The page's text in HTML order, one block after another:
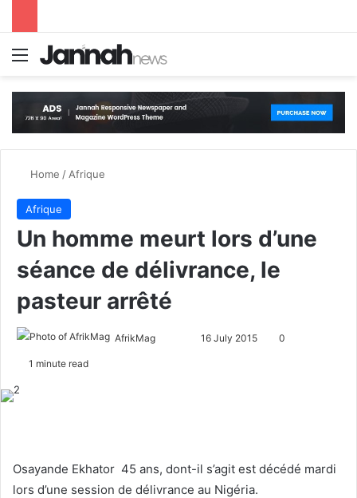
Menu
Home / Afrique
Afrique
Un homme meurt lors d’une
séance de délivrance, le
pasteur arrêté
AfrikMag
n
X
m
a
16 July 2015 0
1 minute read
Osayande Ekhator 45 ans, dont-il s’agit est décédé mardi
lors d’une session de délivrance au Nigéria.